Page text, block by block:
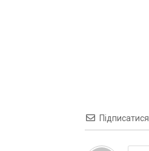
Підписатися